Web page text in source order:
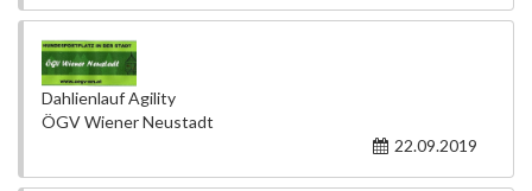
Dahlienlauf Agility
ÖGV Wiener Neustadt
22.09.2019